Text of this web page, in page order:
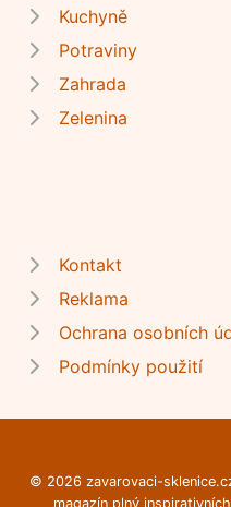
Kuchyně
Potraviny
Zahrada
Zelenina
Kontakt
Reklama
Ochrana osobních
Podmínky použití
© 2026 zavarovaci-
magazín plný